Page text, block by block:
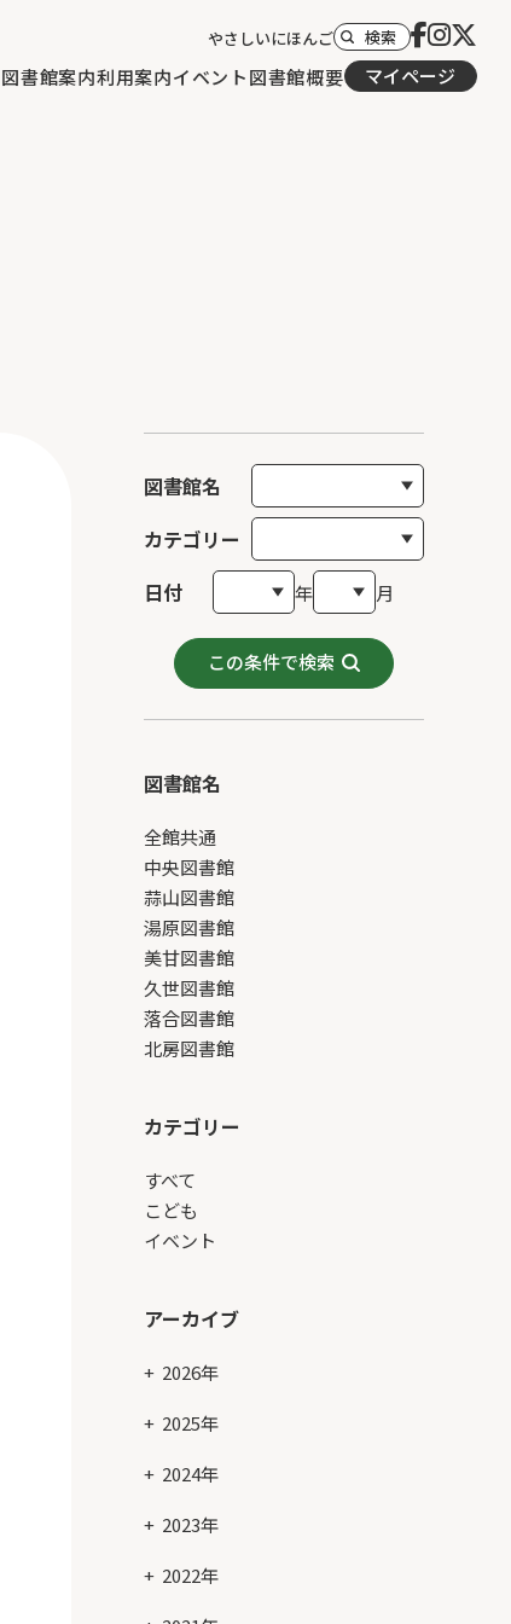
図書館案内利用案内イベント図書館概要 マイページ
やさしいにほんご 検索
図書館名
カテゴリー
日付
年 月
この条件で検索
図書館名
全館共通
中央図書館
蒜山図書館
湯原図書館
美甘図書館
久世図書館
落合図書館
北房図書館
カテゴリー
すべて
こども
イベント
アーカイブ
2026年
2025年
2024年
2023年
2022年